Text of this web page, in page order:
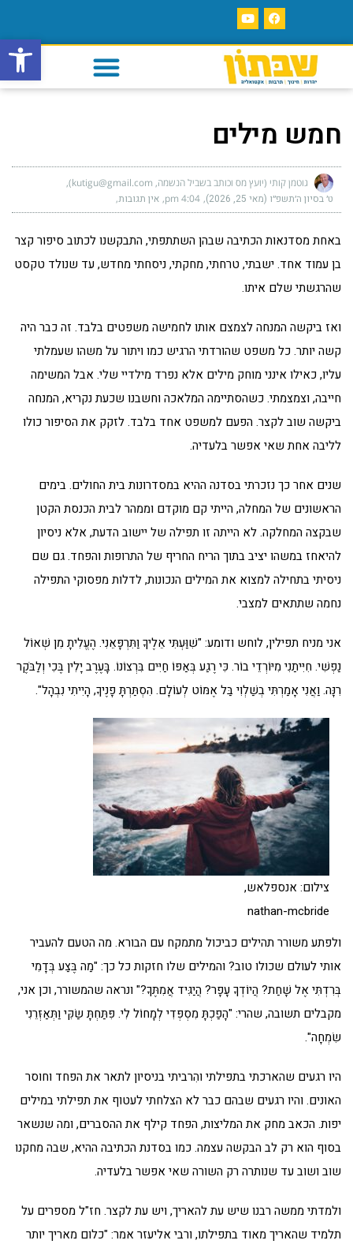
פתח
חמש מילים
גוטמן קותי (יועץ מס וכותב בשביל הנשמה, kutigu@gmail.com)
ט׳ בסיון ה׳תשפ״ו (מאי 25, 2026) 4:04 pm אין תגובות
באחת מסדנאות הכתיבה שבהן השתתפתי, התבקשנו לכתוב סיפור קצר
בן עמוד אחד. ישבתי, טרחתי, מחקתי, ניסחתי מחדש, עד שנולד טקסט
שהרגשתי שלם איתו.
ואז ביקשה המנחה לצמצם אותו לחמישה משפטים בלבד. זה כבר היה
קשה יותר. כל משפט שהורדתי הרגיש כמו ויתור על משהו שעמלתי
עליו, כאילו אינני מוחק מילים אלא נפרד מילדיי שלי. אבל המשימה
חייבה, וצמצמתי. כשהסתיימה המלאכה וחשבנו שכעת נקריא, המנחה
ביקשה שוב לקצר. הפעם למשפט אחד בלבד. לזקק את הסיפור כולו
לליבה אחת שאי אפשר בלעדיה.
שנים אחר כך נזכרתי בסדנה ההיא במסדרונות בית החולים. בימים
הראשונים של המחלה, הייתי קם מוקדם וממהר לבית הכנסת הקטן
שבקצה המחלקה. לא הייתה זו תפילה של יישוב הדעת, אלא ניסיון
להיאחז במשהו יציב בתוך הריח החריף של התרופות והפחד. גם שם
ניסיתי בתחילה למצוא את המילים הנכונות, לדלות מפסוקי התפילה
נחמה שתתאים למצבי.
אני מניח תפילין, לוחש ודומע: "שִׁוַּעְתִּי אֵלֶיךָ וַתִּרְפָּאֵנִי. הֶעֱלִיתָ מִן שְׁאוֹל
נַפְשִׁי. חִיִּיתַנִי מִיּוֹרְדֵי בוֹר. כִּי רֶגַע בְּאַפּוֹ חַיִּים בִּרְצוֹנוֹ. בָּעֶרֶב יָלִין בֶּכִי וְלַבֹּקֶר
רִנָּה. וַאֲנִי אָמַרְתִּי בְשַׁלְוִי בַּל אֶמּוֹט לְעוֹלָם. הִסְתַּרְתָּ פָנֶיךָ, הָיִיתִי נִבְהָל".
צילום: אנספלאש,
nathan-mcbride
ולפתע משורר תהילים כביכול מתמקח עם הבורא. מה הטעם להעביר
אותי לעולם שכולו טוב? והמילים שלו חזקות כל כך: "מַה בֶּצַע בְּדָמִי
בְּרִדְתִּי אֶל שָׁחַת? הֲיוֹדְךָ עָפָר? הֲיַגִּיד אֲמִתֶּךָ?" ונראה שהמשורר, וכן אני,
מקבלים תשובה, שהרי: "הָפַכְתָּ מִסְפְּדִי לְמָחוֹל לִי. פִּתַּחְתָּ שַׂקִּי וַתְּאַזְּרֵנִי
שִׂמְחָה".
היו רגעים שהארכתי בתפילתי והִרביתי בניסיון לתאר את הפחד וחוסר
האונים. והיו רגעים שבהם כבר לא הצלחתי לעטוף את תפילתי במילים
יפות. הכאב מחק את המליצות, הפחד קילף את ההסברים, ומה שנשאר
בסוף הוא רק לב הבקשה עצמה. כמו בסדנת הכתיבה ההיא, שבה מחקנו
שוב ושוב עד שנותרה רק השורה שאי אפשר בלעדיה.
ולמדתי ממשה רבנו שיש עת להאריך, ויש עת לקצר. חז"ל מספרים על
תלמיד שהאריך מאוד בתפילתו, ורבי אליעזר אמר: "כלום מאריך יותר